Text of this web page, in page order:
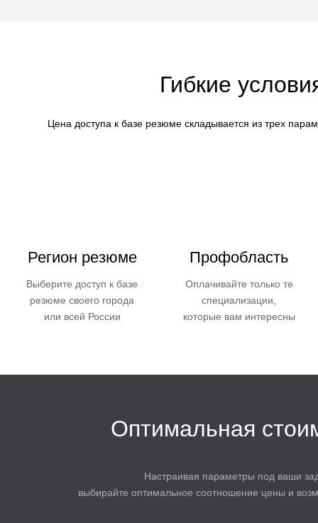
Гибкие
Цена доступа к базе резюме складывается из трех
Регион резюме
Выберите доступ к базе
резюме своего города
или всей России
Профобласть
Оплачивайте только те
специализации,
которые вам интересны
Оптимальная
Настраивая параметры под ваши
выбирайте оптимальное соотношение цены и